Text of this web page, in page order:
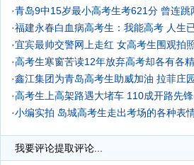
·青岛9中15岁最小高考生考621分 曾连跳
·福建永春白血病高考生：我能高考 人生
·宜宾最帅交警网上走红 女高考生围观拍
·高考生寒窗苦读12年放弃高考却各有各
·鑫江集团为青岛高考生助威加油 拉菲庄
·高考生上高架路遇大堵车 110成开路先
·小编实拍 岛城高考生走出考场的各种表
我要评论提取评论...